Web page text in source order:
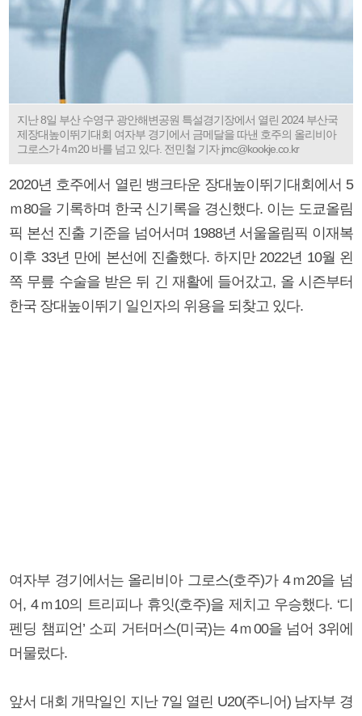
지난 8일 부산 수영구 광안해변공원 특설경기장에서 열린 2024 부산국
제장대높이뛰기대회 여자부 경기에서 금메달을 따낸 호주의 올리비아
그로스가 4ｍ20 바를 넘고 있다. 전민철 기자 jmc@kookje.co.kr
2020년 호주에서 열린 뱅크타운 장대높이뛰기대회에서 5
ｍ80을 기록하며 한국 신기록을 경신했다. 이는 도쿄올림
픽 본선 진출 기준을 넘어서며 1988년 서울올림픽 이재복
이후 33년 만에 본선에 진출했다. 하지만 2022년 10월 왼
쪽 무릎 수술을 받은 뒤 긴 재활에 들어갔고, 올 시즌부터
한국 장대높이뛰기 일인자의 위용을 되찾고 있다.
여자부 경기에서는 올리비아 그로스(호주)가 4ｍ20을 넘
어, 4ｍ10의 트리피나 휴잇(호주)을 제치고 우승했다. ‘디
펜딩 챔피언’ 소피 거터머스(미국)는 4ｍ00을 넘어 3위에
머물렀다.
앞서 대회 개막일인 지난 7일 열린 U20(주니어) 남자부 경